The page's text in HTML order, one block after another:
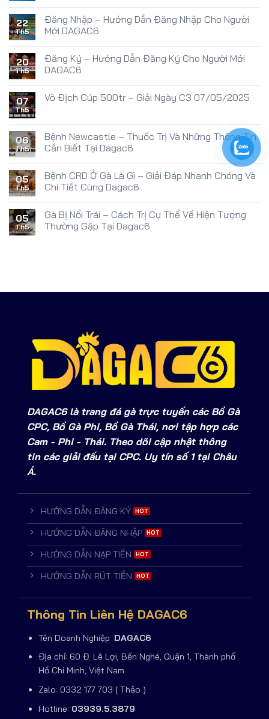
22
Th5
Đăng Nhập – Hướng Dẫn Đăng Nhập Cho Người
Mới DAGAC6
20
Th5
Đăng Ký – Hướng Dẫn Đăng Ký Cho Người Mới
DAGAC6
07
Th5
Vô Địch Cúp 500tr – Giải Ngày C3 07/05/2025
06
Th5
Bệnh Newcastle – Thuốc Trị Và Những Thông Tin
Cần Biết Tại Dagac6
05
Th5
Bệnh CRD Ở Gà Là Gì – Giải Đáp Nhanh Chóng Và
Chi Tiết Cùng Dagac6
05
Th5
Gà Bị Nổi Trái – Cách Trị Cụ Thể Về Hiện Tượng
Thường Gặp Tại Dagac6
DAGAC6 là trang đá gà trực tuyến các Bồ Gà
CPC, Bồ Gà Phi, Bồ Gà Thái, nơi tập hợp các
Cam - Phi - Thái. Theo dõi cập nhật thông
tin các giải đấu tại CPC. Uy tín số 1 tại Châu
Á.
HƯỚNG DẪN ĐĂNG KÝ
HƯỚNG DẪN ĐĂNG NHẬP
HƯỚNG DẪN NẠP TIỀN
HƯỚNG DẪN RÚT TIỀN
Thông Tin Liên Hệ DAGAC6
Tên Doanh Nghiệp: DAGAC6
Địa chỉ: 60 Đ. Lê Lợi, Bến Nghé, Quận 1, Thành phố
Hồ Chí Minh, Việt Nam
Zalo: 0332 177 703 ( Thảo )
Hotline: 03939.5.3879